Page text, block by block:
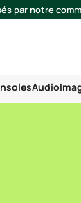
par notre
Audio